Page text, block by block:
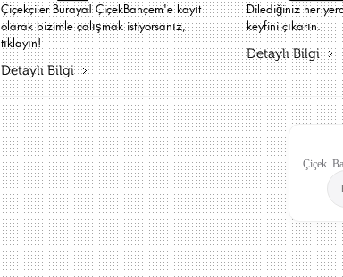
Çiçekçiler Buraya! ÇiçekBahçem'e kayıt
olarak bizimle çalışmak istiyorsanız,
tıklayın!
Detaylı Bilgi
Dilediğiniz her
keyfini çıkarın.
Detaylı Bilgi
Çiçek